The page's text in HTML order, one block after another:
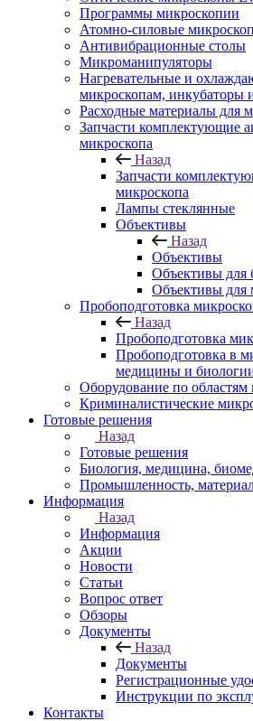
Программы микроскопии
Атомно-силовые
Антивибрационные столы
Микроманипуляторы
Нагревательные и
микроскопам, инкубаторы
Расходные материалы для
Запчасти комплектующие
микроскопа
Назад
Запчасти
микроскопа
Лампы стеклянные
Объективы
Назад
Объективы
Объективы для
Объективы для
Пробоподготовка
Назад
Пробоподготовка
Пробоподготовка в
медицины и
Оборудование по
Криминалистические
Готовые решения
Назад
Готовые решения
Биология, медицина,
Промышленность,
Информация
Назад
Информация
Акции
Новости
Статьи
Вопрос ответ
Обзоры
Документы
Назад
Документы
Регистрационные
Инструкции по
Контакты